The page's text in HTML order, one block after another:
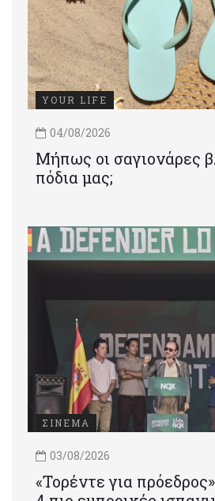
YOUR LIFE
04/08/2026
Μήπως οι σαγιονάρες
πόδια μας;
ΣΙΝΕΜΑ
03/08/2026
«Τορέντε για